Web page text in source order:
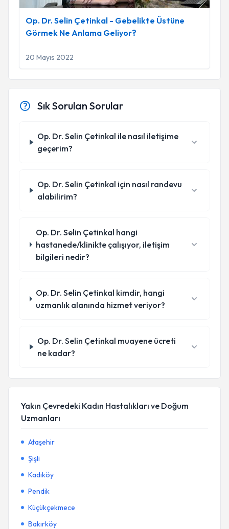
Op. Dr. Selin Çetinkal - Gebelikte Üstüne
Görmek Ne Anlama Geliyor?
20 Mayıs 2022
Sık Sorulan Sorular
Op. Dr. Selin Çetinkal ile nasıl iletişime
geçerim?
Op. Dr. Selin Çetinkal için nasıl randevu
alabilirim?
Op. Dr. Selin Çetinkal hangi
hastanede/klinikte çalışıyor, iletişim
bilgileri nedir?
Op. Dr. Selin Çetinkal kimdir, hangi
uzmanlık alanında hizmet veriyor?
Op. Dr. Selin Çetinkal muayene ücreti
ne kadar?
Yakın Çevredeki Kadın Hastalıkları ve Doğum
Uzmanları
Ataşehir
Şişli
Kadıköy
Pendik
Küçükçekmece
Bakırköy